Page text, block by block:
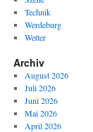
Technik
Werdeburg
Wetter
Archiv
August 2026
Juli 2026
Juni 2026
Mai 2026
April 2026